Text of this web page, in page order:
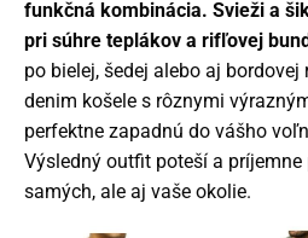
funkčná kombinácia. Svieži a
pri súhre teplákov a rifľovej
po bielej, šedej alebo aj
denim košele s rôznymi
perfektne zapadnú do vášho
Výsledný outfit poteší a príjemne
samých, ale aj vaše okolie.